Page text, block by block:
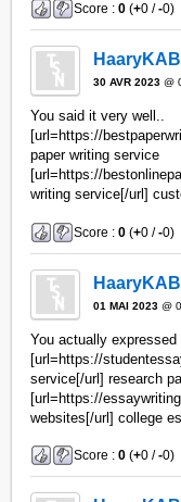
Score :0 (+0 /-0)
HaaryKAB
30 AVR 2023 @
You said it very well..
[url=https://
paper writing service
[url=https://
writing service[/url]
Score :0 (+0 /-0)
HaaryKAB
01 MAI 2023 @
You actually
[url=https://
service[/url] research
[url=https://
websites[/url] college
Score :0 (+0 /-0)